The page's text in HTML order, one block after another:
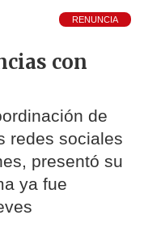
RENUNCIA
con
de
redes sociales
presentó su
ya fue